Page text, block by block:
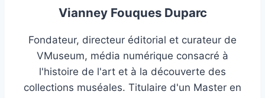
Vianney Fouques Duparc
Fondateur, directeur éditorial et curateur de
VMuseum, média numérique consacré à
l'histoire de l'art et à la découverte des
collections muséales. Titulaire d'un Master en